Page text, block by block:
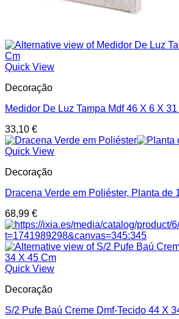
Quick View
Decoração
Medidor De Luz Tampa Mdf 46 X 6 X
33,10 €
Quick View
Decoração
Dracena Verde em Poliéster, Planta de
68,99 €
Quick View
Decoração
S/2 Pufe Baú Creme Dmf-Tecido 44 X